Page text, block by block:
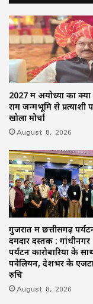
2027 में अयोध्या का क्या
राम जन्मभूमि से प्रत्याशी
खोला मोर्चा
August 8, 2026
गुजरात में छत्तीसगढ़
दमदार दस्तक :
पर्यटन कारोबारियों के
पवेलियन, देशभर के
रुचि
August 8, 2026